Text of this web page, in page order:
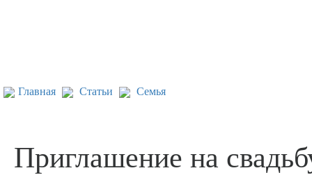
Главная Статьи Семья
Приглашение на